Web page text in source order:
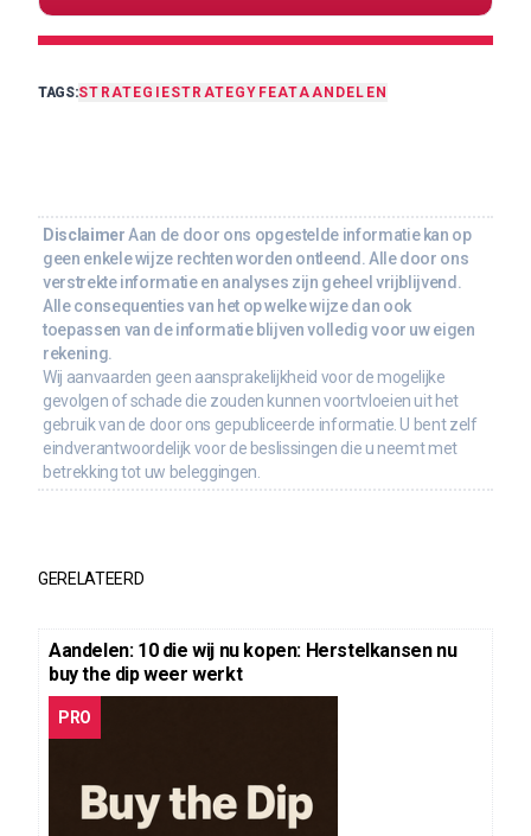
TAGS:STRATEGIESTRATEGY FEATAANDELEN
Disclaimer Aan de door ons opgestelde informatie kan op
geen enkele wijze rechten worden ontleend. Alle door ons
verstrekte informatie en analyses zijn geheel vrijblijvend.
Alle consequenties van het op welke wijze dan ook
toepassen van de informatie blijven volledig voor uw eigen
rekening.
Wij aanvaarden geen aansprakelijkheid voor de mogelijke
gevolgen of schade die zouden kunnen voortvloeien uit het
gebruik van de door ons gepubliceerde informatie. U bent zelf
eindverantwoordelijk voor de beslissingen die u neemt met
betrekking tot uw beleggingen.
GERELATEERD
Aandelen: 10 die wij nu kopen: Herstelkansen nu
buy the dip weer werkt
PRO